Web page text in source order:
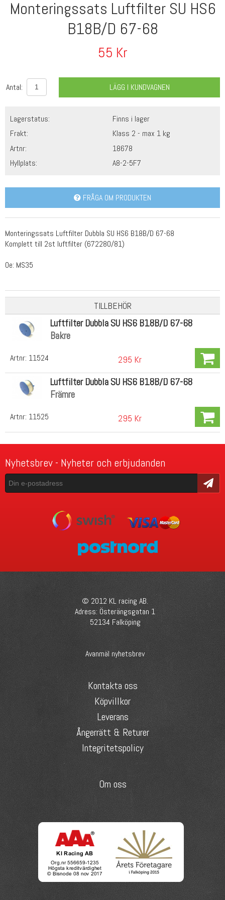
Monteringssats Luftfilter SU HS6
B18B/D 67-68
55 Kr
Antal: LÄGG I KUNDVAGNEN
Lagerstatus:
Finns i lager
Frakt:
Klass 2 - max 1 kg
Artnr:
18678
Hyllplats:
A8-2-5F7
FRÅGA OM PRODUKTEN
Monteringssats Luftfilter Dubbla SU HS6 B18B/D 67-68
Komplett till 2st luftfilter (672280/81)
Oe: MS35
TILLBEHÖR
Artnr: 11524
Luftfilter Dubbla SU HS6 B18B/D 67-68
Bakre
295 Kr
Artnr: 11525
Luftfilter Dubbla SU HS6 B18B/D 67-68
Främre
295 Kr
Nyhetsbrev - Nyheter och erbjudanden
Skicka
© 2012 KL racing AB.
Adress: Österängsgatan 1
52134 Falköping
Avanmäl nyhetsbrev
Kontakta oss
Köpvillkor
Leverans
Ångerrätt & Returer
Integritetspolicy
Om oss